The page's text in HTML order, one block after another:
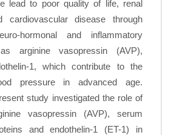
lead to poor quality of life, renal
cardiovascular disease through
hormonal and inflammatory
arginine vasopressin (AVP),
1, which contribute to the
pressure in advanced age.
study investigated the role of
vasopressin (AVP), serum
and endothelin-1 (ET-1) in